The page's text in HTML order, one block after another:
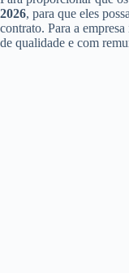
2026, para que eles
contrato. Para a
de qualidade e com